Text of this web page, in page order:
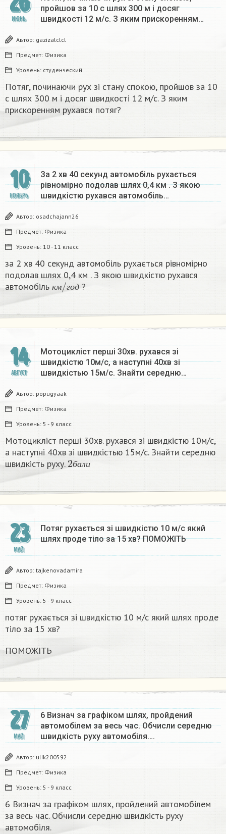
ИЮНЬ
пройшов за 10 с шлях 300 м і досяг
швидкості 12 м/с. З яким прискоренням…
Автор: gazizalclcl
Предмет: Физика
Уровень: студенческий
Потяг, починаючи рух зі стану спокою, пройшов за 10
с шлях 300 м і досяг швидкості 12 м/с. З яким
прискоренням рухався потяг?
10
НОЯБРЬ
За 2 хв 40 секунд автомобіль рухається
рівномірно подолав шлях 0,4 км . З якою
швидкістю рухався автомобіль…
Автор: osadchajann26
Предмет: Физика
Уровень: 10 - 11 класс
за 2 хв 40 секунд автомобіль рухається рівномірно
подолав шлях 0,4 км . З якою швидкістю рухався
автомобіль
км г о д
км /
го д
?​
14
АВГУСТ
Мотоцикліст перші 30хв. рухався зі
швидкістю 10м/с, а наступні 40хв зі
швидкістью 15м/с. Знайти середню…
Автор: popugyaak
Предмет: Физика
Уровень: 5 - 9 класс
Мотоцикліст перші 30хв. рухався зі швидкістю 10м/с,
а наступні 40хв зі швидкістью 15м/с. Знайти середню
швидкість руху.
бал и
2бали
23
МАЙ
Потяг рухається зі швидкістю 10 м/с який
шлях проде тіло за 15 хв? ПОМОЖІТЬ
Автор: tajkenovadamira
Предмет: Физика
Уровень: 5 - 9 класс
потяг рухається зі швидкістю 10 м/с який шлях проде
тіло за 15 хв?
ПОМОЖІТЬ
27
МАЙ
6 Визнач за графіком шлях, пройдений
автомобілем за весь час. Обчисли середню
швидкість руху автомобіля….
Автор: ulik200592
Предмет: Физика
Уровень: 5 - 9 класс
6 Визнач за графіком шлях, пройдений автомобілем
за весь час. Обчисли середню швидкість руху
автомобіля. ​